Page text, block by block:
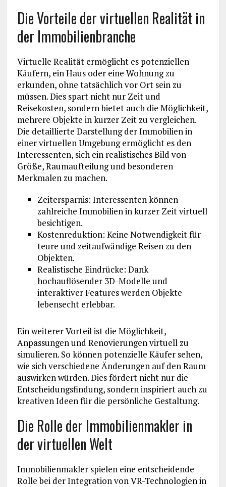
Die Vorteile der virtuellen Realität in
der Immobilienbranche
Virtuelle Realität ermöglicht es potenziellen
Käufern, ein Haus oder eine Wohnung zu
erkunden, ohne tatsächlich vor Ort sein zu
müssen. Dies spart nicht nur Zeit und
Reisekosten, sondern bietet auch die Möglichkeit,
mehrere Objekte in kurzer Zeit zu vergleichen.
Die detaillierte Darstellung der Immobilien in
einer virtuellen Umgebung ermöglicht es den
Interessenten, sich ein realistisches Bild von
Größe, Raumaufteilung und besonderen
Merkmalen zu machen.
Zeitersparnis: Interessenten können
zahlreiche Immobilien in kurzer Zeit virtuell
besichtigen.
Kostenreduktion: Keine Notwendigkeit für
teure und zeitaufwändige Reisen zu den
Objekten.
Realistische Eindrücke: Dank
hochauflösender 3D-Modelle und
interaktiver Features werden Objekte
lebensecht erlebbar.
Ein weiterer Vorteil ist die Möglichkeit,
Anpassungen und Renovierungen virtuell zu
simulieren. So können potenzielle Käufer sehen,
wie sich verschiedene Änderungen auf den Raum
auswirken würden. Dies fördert nicht nur die
Entscheidungsfindung, sondern inspiriert auch zu
kreativen Ideen für die persönliche Gestaltung.
Die Rolle der Immobilienmakler in
der virtuellen Welt
Immobilienmakler spielen eine entscheidende
Rolle bei der Integration von VR-Technologien in